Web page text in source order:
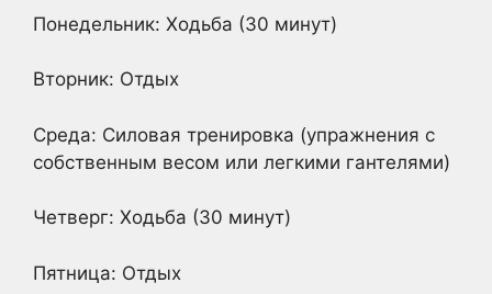
Понедельник: Ходьба (30 минут)
Вторник: Отдых
Среда: Силовая тренировка (упражнения с
собственным весом или легкими гантелями)
Четверг: Ходьба (30 минут)
Пятница: Отдых